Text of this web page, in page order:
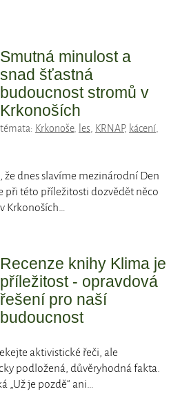
Smutná minulost a
snad šťastná
budoucnost stromů v
Krkonoších
témata: Krkonoše, les, KRNAP, kácení,
že dnes slavíme mezinárodní Den
při této příležitosti dozvědět něco
Krkonoších…
Recenze knihy Klima je
příležitost - opravdová
řešení pro naší
budoucnost
aktivistické řeči, ale
podložená, důvěryhodná fakta.
„Už je pozdě“ ani…